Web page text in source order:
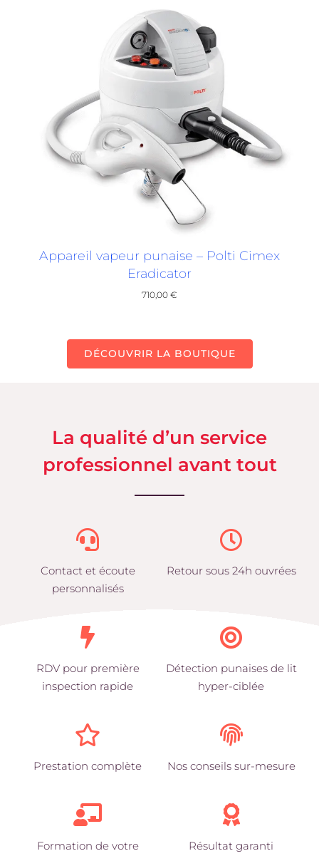
Appareil vapeur punaise – Polti Cimex
Eradicator
710,00€
DÉCOUVRIR LA BOUTIQUE
La qualité d’un service
professionnel avant tout
Contact et écoute
personnalisés
Retour sous 24h ouvrées
RDV pour première
inspection rapide
Détection punaises de lit
hyper-ciblée
Prestation complète Nos conseils sur-mesure
Formation de votre Résultat garanti